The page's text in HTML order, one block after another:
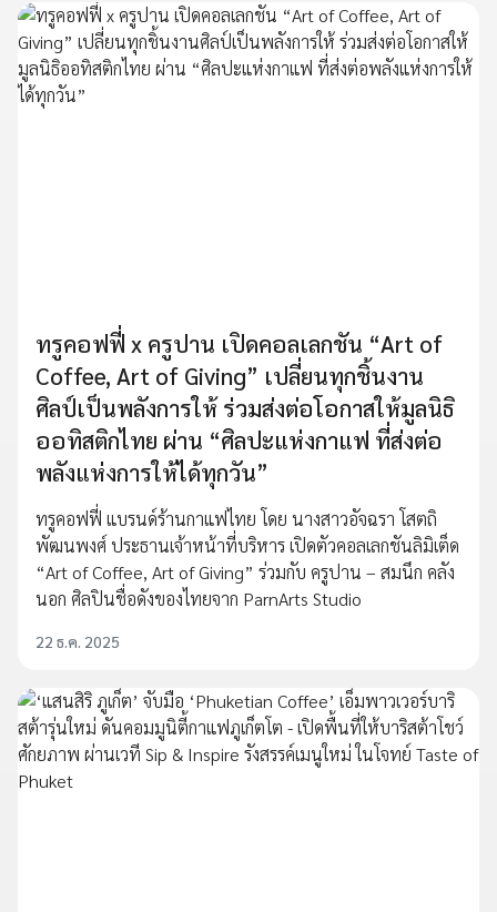
ทรูคอฟฟี่ x ครูปาน เปิดคอลเลกชัน “Art of
Coffee, Art of Giving” เปลี่ยนทุกชิ้นงาน
ศิลป์เป็นพลังการให้ ร่วมส่งต่อโอกาสให้มูลนิธิ
ออทิสติกไทย ผ่าน “ศิลปะแห่งกาแฟ ที่ส่งต่อ
พลังแห่งการให้ได้ทุกวัน”
ทรูคอฟฟี่ แบรนด์ร้านกาแฟไทย โดย นางสาวอัจฉรา โสตถิ
พัฒนพงศ์ ประธานเจ้าหน้าที่บริหาร เปิดตัวคอลเลกชันลิมิเต็ด
“Art of Coffee, Art of Giving” ร่วมกับ ครูปาน – สมนึก คลัง
นอก ศิลปินชื่อดังของไทยจาก ParnArts Studio
22 ธ.ค. 2025